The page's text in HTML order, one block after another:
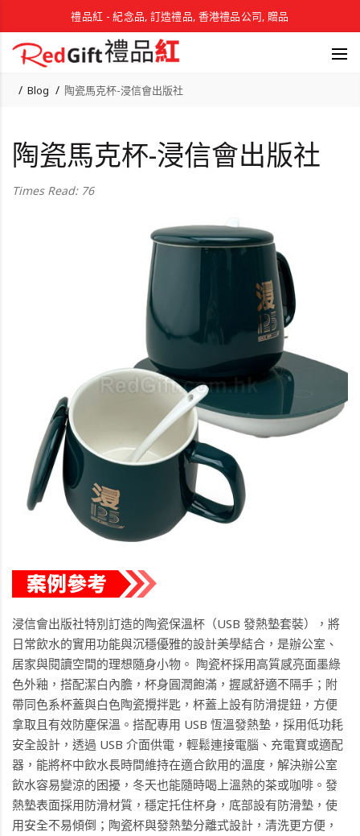
禮品紅 - 紀念品, 訂造禮品, 香港禮品公司, 贈品
Blog 陶瓷馬克杯-浸信會出版社
陶瓷馬克杯-浸信會出版社
Times Read: 76
浸信會出版社特別訂造的陶瓷保溫杯（USB 發熱墊套裝），將
日常飲水的實用功能與沉穩優雅的設計美學結合，是辦公室、
居家與閱讀空間的理想隨身小物。 陶瓷杯採用高質感亮面墨綠
色外釉，搭配潔白內膽，杯身圓潤飽滿，握感舒適不隔手；附
帶同色系杯蓋與白色陶瓷攪拌匙，杯蓋上設有防滑提鈕，方便
拿取且有效防塵保溫。搭配專用 USB 恆溫發熱墊，採用低功耗
安全設計，透過 USB 介面供電，輕鬆連接電腦、充電寶或適配
器，能將杯中飲水長時間維持在適合飲用的溫度，解決辦公室
飲水容易變涼的困擾，冬天也能隨時喝上溫熱的茶或咖啡。發
熱墊表面採用防滑材質，穩定托住杯身，底部設有防滑墊，使
用安全不易傾倒；陶瓷杯與發熱墊分離式設計，清洗更方便，